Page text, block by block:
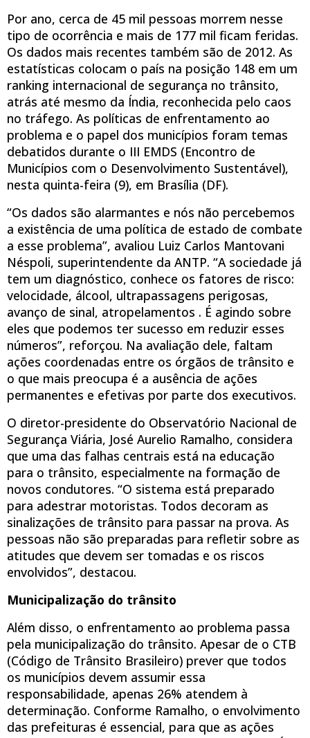
Por ano, cerca de 45 mil pessoas morrem nesse
tipo de ocorrência e mais de 177 mil ficam feridas.
Os dados mais recentes também são de 2012. As
estatísticas colocam o país na posição 148 em um
ranking internacional de segurança no trânsito,
atrás até mesmo da Índia, reconhecida pelo caos
no tráfego. As políticas de enfrentamento ao
problema e o papel dos municípios foram temas
debatidos durante o III EMDS (Encontro de
Municípios com o Desenvolvimento Sustentável),
nesta quinta-feira (9), em Brasília (DF).
“Os dados são alarmantes e nós não percebemos
a existência de uma política de estado de combate
a esse problema”, avaliou Luiz Carlos Mantovani
Néspoli, superintendente da ANTP. “A sociedade já
tem um diagnóstico, conhece os fatores de risco:
velocidade, álcool, ultrapassagens perigosas,
avanço de sinal, atropelamentos . É agindo sobre
eles que podemos ter sucesso em reduzir esses
números”, reforçou. Na avaliação dele, faltam
ações coordenadas entre os órgãos de trânsito e
o que mais preocupa é a ausência de ações
permanentes e efetivas por parte dos executivos.
O diretor-presidente do Observatório Nacional de
Segurança Viária, José Aurelio Ramalho, considera
que uma das falhas centrais está na educação
para o trânsito, especialmente na formação de
novos condutores. “O sistema está preparado
para adestrar motoristas. Todos decoram as
sinalizações de trânsito para passar na prova. As
pessoas não são preparadas para refletir sobre as
atitudes que devem ser tomadas e os riscos
envolvidos”, destacou.
Municipalização do trânsito
Além disso, o enfrentamento ao problema passa
pela municipalização do trânsito. Apesar de o CTB
(Código de Trânsito Brasileiro) prever que todos
os municípios devem assumir essa
responsabilidade, apenas 26% atendem à
determinação. Conforme Ramalho, o envolvimento
das prefeituras é essencial, para que as ações